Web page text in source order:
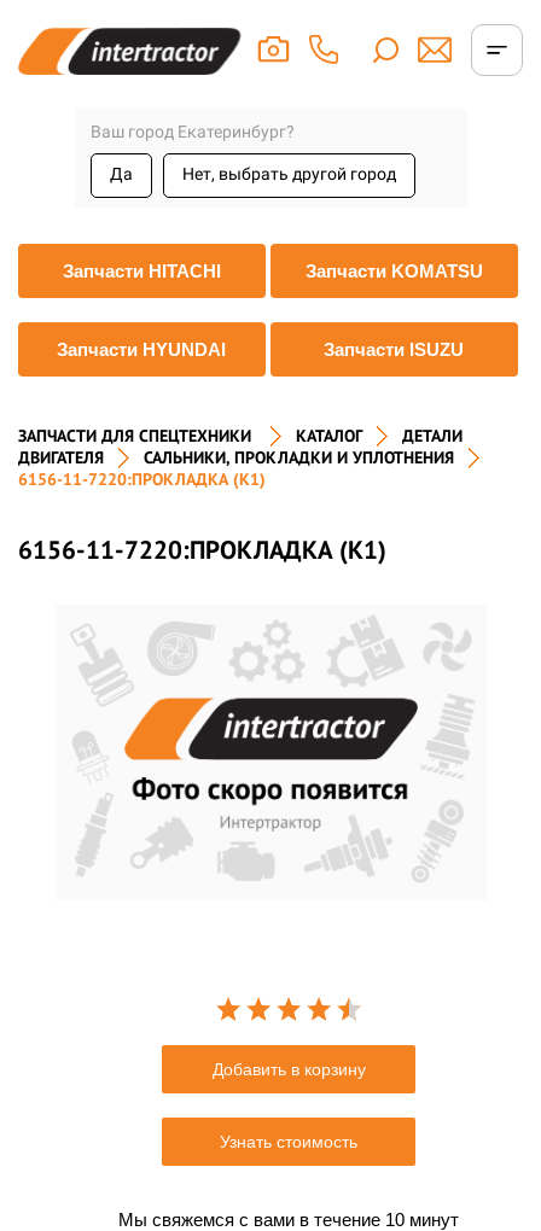
Ваш город Екатеринбург?
Да Нет, выбрать другой город
Запчасти HITACHI Запчасти KOMATSU
Запчасти HYUNDAI Запчасти ISUZU
ЗАПЧАСТИ ДЛЯ СПЕЦТЕХНИКИ КАТАЛОГ
ДЕТАЛИ
ДВИГАТЕЛЯ
САЛЬНИКИ, ПРОКЛАДКИ И УПЛОТНЕНИЯ
6156-11-7220:ПРОКЛАДКА (K1)
6156-11-7220:ПРОКЛАДКА (K1)
Добавить в корзину
Узнать стоимость
Мы свяжемся с вами в течение 10 минут